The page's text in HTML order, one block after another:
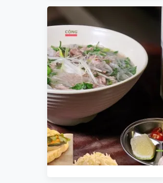
「捷運：南京三民站」
Cafe,honestly真拾生活 甜點、
咖啡